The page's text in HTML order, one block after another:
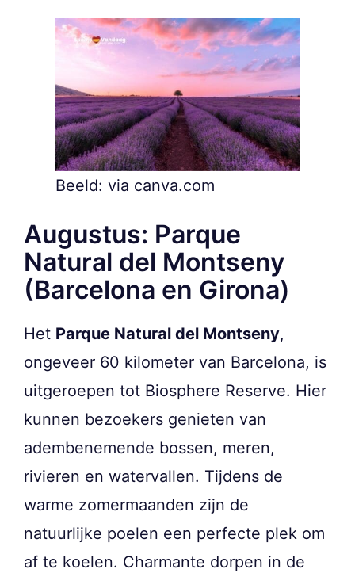
Beeld: via canva.com
Augustus: Parque
Natural del Montseny
(Barcelona en Girona)
Het Parque Natural del Montseny,
ongeveer 60 kilometer van Barcelona, is
uitgeroepen tot Biosphere Reserve. Hier
kunnen bezoekers genieten van
adembenemende bossen, meren,
rivieren en watervallen. Tijdens de
warme zomermaanden zijn de
natuurlijke poelen een perfecte plek om
af te koelen. Charmante dorpen in de